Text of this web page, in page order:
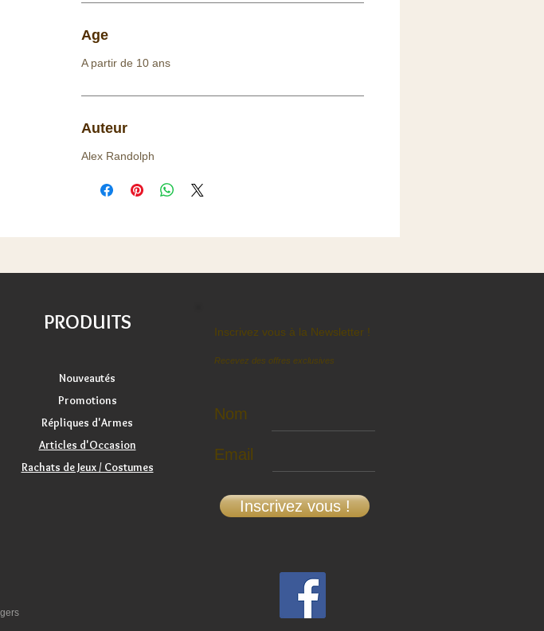
Age
A partir de 10 ans
Auteur
Alex Randolph
PRODUITS
Nouveautés
Promotions
Répliques d'Armes
Articles d'Occasion
Rachats de Jeux / Costumes
Inscrivez vous à la Newsletter !
Recevez des offres exclusives
Nom
Email
Inscrivez vous !